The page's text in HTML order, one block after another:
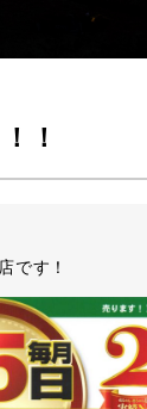
！
です！